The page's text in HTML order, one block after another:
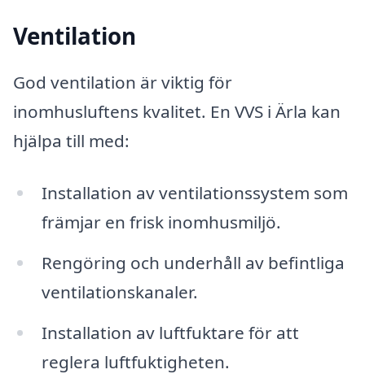
Ventilation
God ventilation är viktig för
inomhusluftens kvalitet. En VVS i Ärla kan
hjälpa till med:
Installation av ventilationssystem som
främjar en frisk inomhusmiljö.
Rengöring och underhåll av befintliga
ventilationskanaler.
Installation av luftfuktare för att
reglera luftfuktigheten.